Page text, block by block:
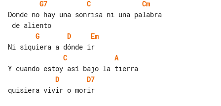
G7
C
Cm
Donde no hay una sonrisa ni una palabra
G
D
Em
C
A
D
D7
quisiera vivir o morir